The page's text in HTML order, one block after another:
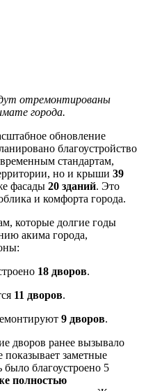
отремонтированы
города.
обновление
благоустройство
стандартам,
но и крыши 39
фасады 20 зданий. Это
и комфорта города.
которые долгие годы
акима города,
18 дворов.
11 дворов.
9 дворов.
дворов ранее вызывало
заметные
благоустроено 5
полностью